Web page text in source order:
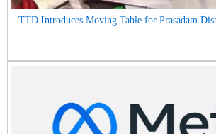
TTD Introduces Moving Table for Prasadam